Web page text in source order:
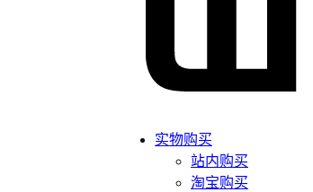
实物购买
站内购买
淘宝购买